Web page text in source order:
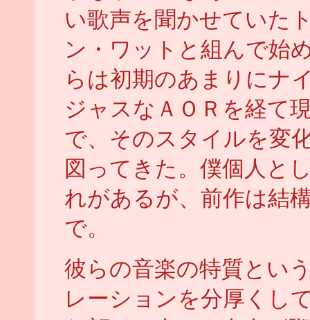
い歌声を聞かせていた
ン・ワットと組んで始
らは初期のあまりにナ
ジャスなＡＯＲを経て
で、そのスタイルを変
図ってきた。僕個人と
れがあるが、前作は結
で。
彼らの音楽の特質とい
レーションを分厚くし